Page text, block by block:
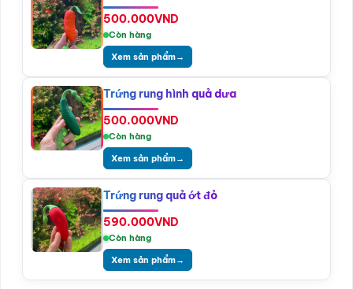
500.000VND
Còn hàng
Xem sản phẩm→
Trứng rung hình quả dưa
500.000VND
Còn hàng
Xem sản phẩm→
Trứng rung quả ớt đỏ
590.000VND
Còn hàng
Xem sản phẩm→